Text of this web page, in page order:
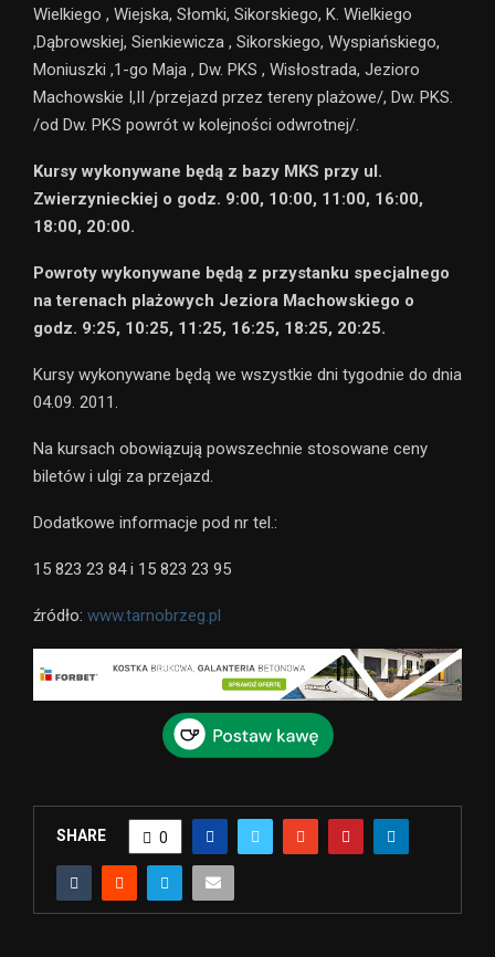
Wielkiego , Wiejska, Słomki, Sikorskiego, K. Wielkiego
,Dąbrowskiej, Sienkiewicza , Sikorskiego, Wyspiańskiego,
Moniuszki ,1-go Maja , Dw. PKS , Wisłostrada, Jezioro
Machowskie I,II /przejazd przez tereny plażowe/, Dw. PKS.
/od Dw. PKS powrót w kolejności odwrotnej/.
Kursy wykonywane będą z bazy MKS przy ul.
Zwierzynieckiej o godz. 9:00, 10:00, 11:00, 16:00,
18:00, 20:00.
Powroty wykonywane będą z przystanku specjalnego
na terenach plażowych Jeziora Machowskiego o
godz. 9:25, 10:25, 11:25, 16:25, 18:25, 20:25.
Kursy wykonywane będą we wszystkie dni tygodnie do dnia
04.09. 2011.
Na kursach obowiązują powszechnie stosowane ceny
biletów i ulgi za przejazd.
Dodatkowe informacje pod nr tel.:
15 823 23 84 i 15 823 23 95
źródło: www.tarnobrzeg.pl
SHARE 0